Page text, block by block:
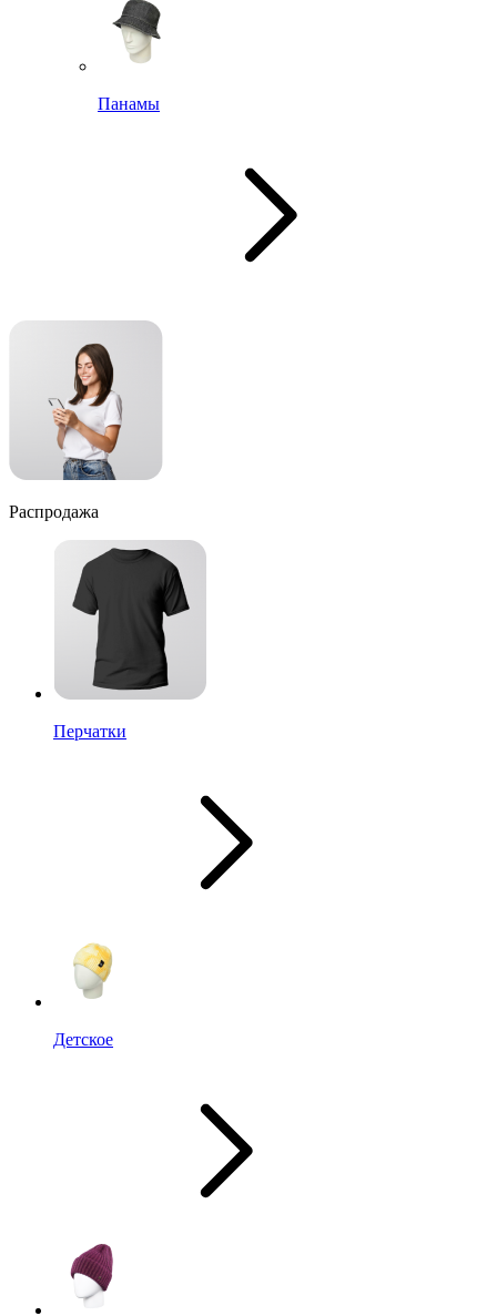
Панамы
Распродажа
Перчатки
Детское